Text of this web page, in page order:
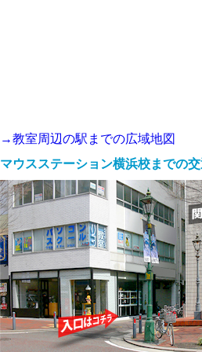
→教室周辺の駅までの広域地図
マウスステーション横浜校までの